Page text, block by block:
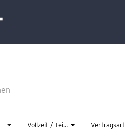
Vollzeit / Teilzeit Vertragsart